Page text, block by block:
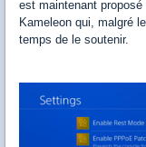
est maintenant
Kameleon qui, malgré
temps de le soutenir.